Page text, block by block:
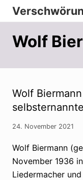
Menu
Zur
Hauptnavigation
springen
Zum
Inhalt
springen
Zur
Seitenspalte
springen
zu
und
Risiken
Denkens
Wolf
Wolf
24. November 2021
Wolf Biermann
November 1936
Liedermacher